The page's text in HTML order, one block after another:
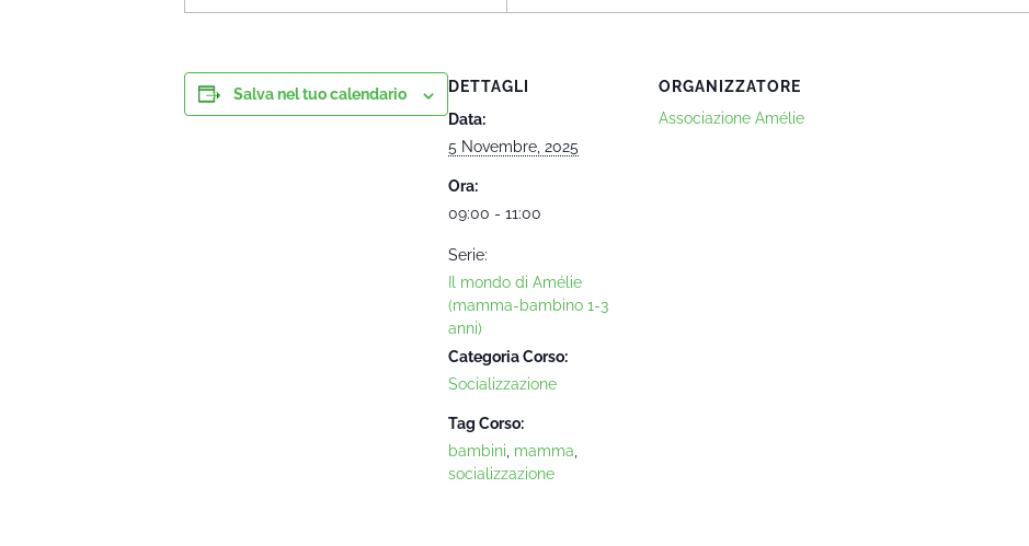
Salva nel tuo calendario
DETTAGLI
Data:
5 Novembre, 2025
Ora:
09:00 - 11:00
Serie:
Il mondo di Amélie
(mamma-bambino 1-3
anni)
Categoria Corso:
Socializzazione
Tag Corso:
bambini mamma
socializzazione
ORGANIZZATORE
Associazione Amélie